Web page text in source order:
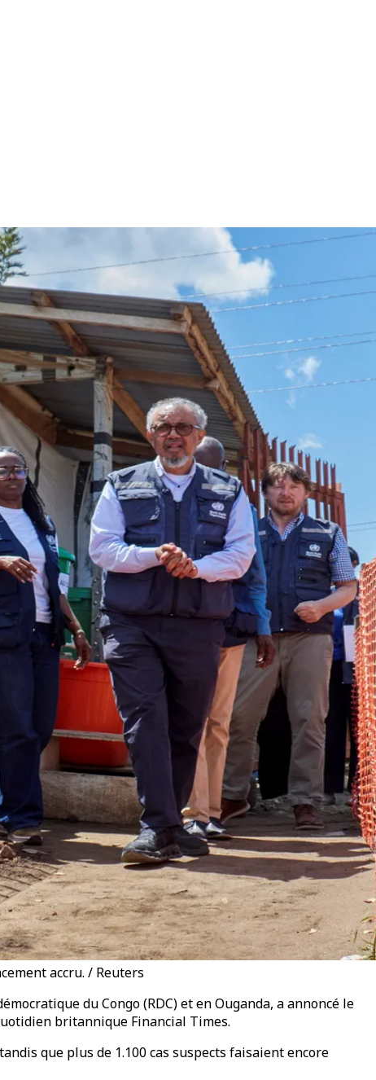
accru. / Reuters
du Congo (RDC) et en Ouganda, a annoncé le
britannique Financial Times.
que plus de 1.100 cas suspects faisaient encore